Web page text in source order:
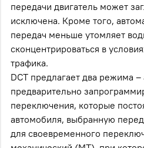
передачи двигатель может
исключена. Кроме того,
передач меньше утомляет
сконцентрироваться в
трафика.
DCT предлагает два режима
предварительно
переключения, которые
автомобиля, выбранную
для своевременного